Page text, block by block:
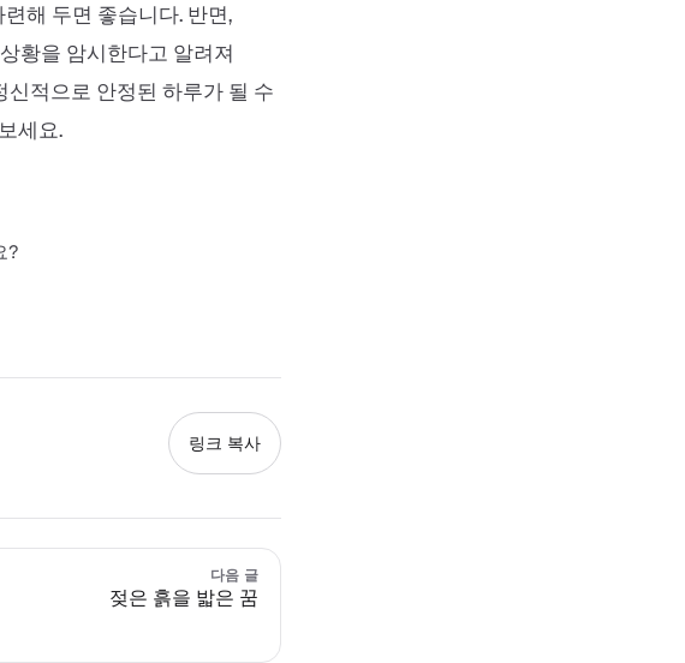
해 두면 좋습니다. 반면,
황을 암시한다고 알려져
적으로 안정된 하루가 될 수
세요.
?
링크 복사
다음 글
젖은 흙을 밟은 꿈